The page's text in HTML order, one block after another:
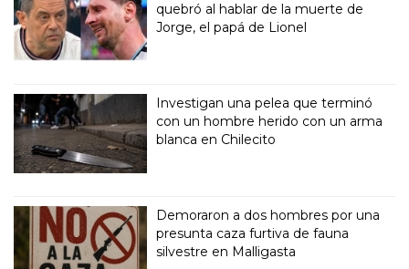
quebró al hablar de la muerte de
Jorge, el papá de Lionel
Investigan una pelea que terminó
con un hombre herido con un arma
blanca en Chilecito
Demoraron a dos hombres por una
presunta caza furtiva de fauna
silvestre en Malligasta